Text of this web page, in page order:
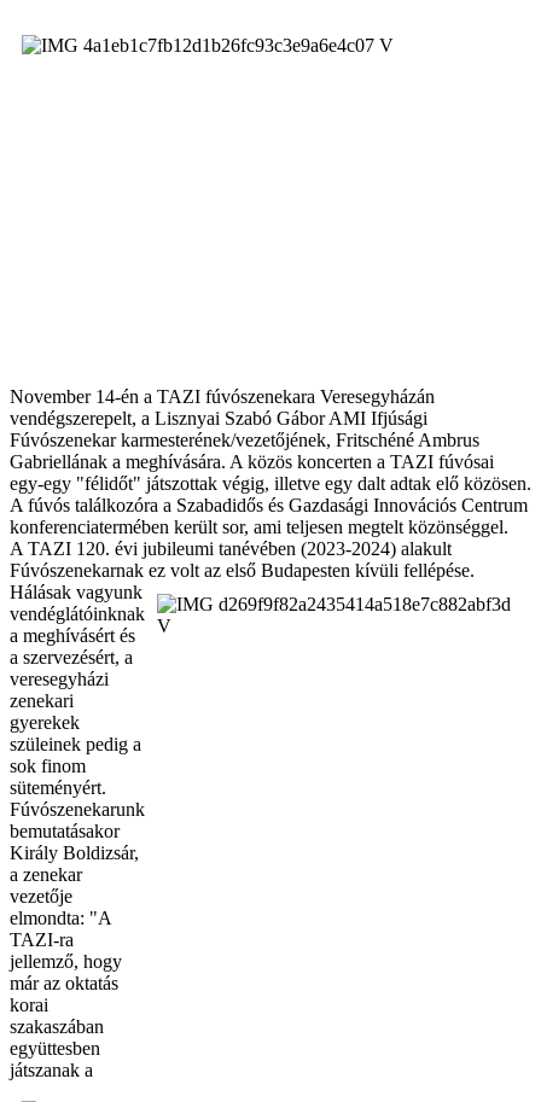
November 14-én a TAZI fúvószenekara Veresegyházán
vendégszerepelt, a Lisznyai Szabó Gábor AMI Ifjúsági
Fúvószenekar karmesterének/vezetőjének, Fritschéné Ambrus
Gabriellának a meghívására. A közös koncerten a TAZI fúvósai
egy-egy "félidőt" játszottak végig, illetve egy dalt adtak elő közösen.
A fúvós találkozóra a Szabadidős és Gazdasági Innovációs Centrum
konferenciatermében került sor, ami teljesen megtelt közönséggel.
A TAZI 120. évi jubileumi tanévében (2023-2024) alakult
Fúvószenekarnak ez volt az első Budapesten kívüli fellépése.
Hálásak vagyunk
vendéglátóinknak
a meghívásért és
a szervezésért, a
veresegyházi
zenekari
gyerekek
szüleinek pedig a
sok finom
süteményért.
Fúvószenekarunk
bemutatásakor
Király Boldizsár,
a zenekar
vezetője
elmondta: "A
TAZI-ra
jellemző, hogy
már az oktatás
korai
szakaszában
együttesben
játszanak a